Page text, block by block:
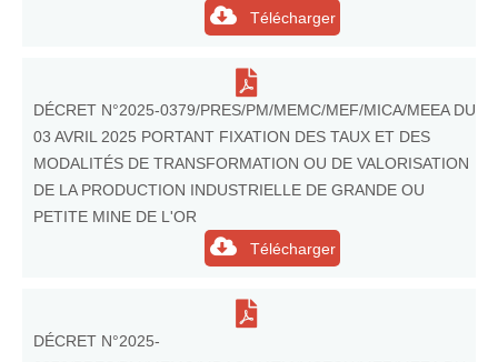
Télécharger
DÉCRET N°2025-0379/PRES/PM/MEMC/MEF/MICA/MEEA DU
03 AVRIL 2025 PORTANT FIXATION DES TAUX ET DES
MODALITÉS DE TRANSFORMATION OU DE VALORISATION
DE LA PRODUCTION INDUSTRIELLE DE GRANDE OU
PETITE MINE DE L'OR
Télécharger
DÉCRET N°2025-